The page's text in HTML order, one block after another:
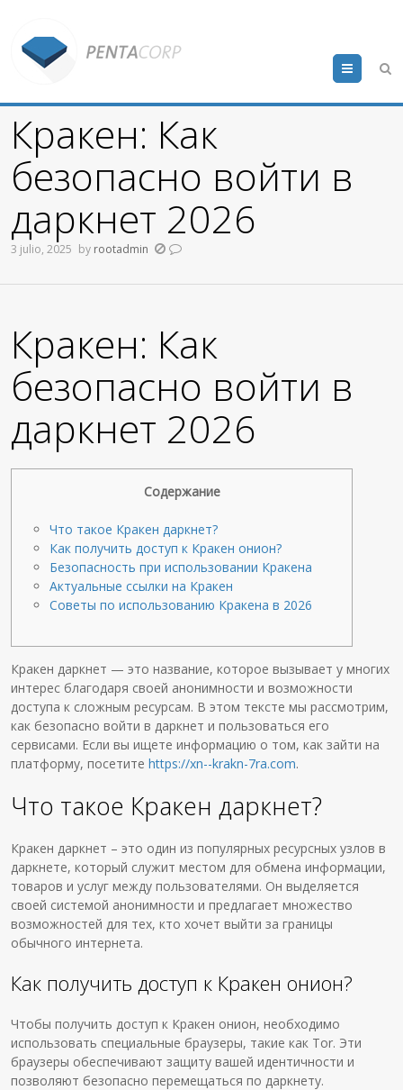
Menu
Кракен: Как
безопасно войти в
даркнет 2026
3 julio, 2025 by rootadmin
Кракен: Как
безопасно войти в
даркнет 2026
Содержание
Что такое Кракен даркнет?
Как получить доступ к Кракен онион?
Безопасность при использовании Кракена
Актуальные ссылки на Кракен
Советы по использованию Кракена в 2026
Кракен даркнет — это название, которое вызывает у многих
интерес благодаря своей анонимности и возможности
доступа к сложным ресурсам. В этом тексте мы рассмотрим,
как безопасно войти в даркнет и пользоваться его
сервисами. Если вы ищете информацию о том, как зайти на
платформу, посетитеhttps://xn--krakn-7ra.com.
Что такое Кракен даркнет?
Кракен даркнет – это один из популярных ресурсных узлов в
даркнете, который служит местом для обмена информации,
товаров и услуг между пользователями. Он выделяется
своей системой анонимности и предлагает множество
возможностей для тех, кто хочет выйти за границы
обычного интернета.
Как получить доступ к Кракен онион?
Чтобы получить доступ к Кракен онион, необходимо
использовать специальные браузеры, такие как Tor. Эти
браузеры обеспечивают защиту вашей идентичности и
позволяют безопасно перемещаться по даркнету.